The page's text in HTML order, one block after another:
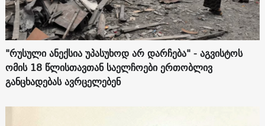
"რუსული ანექსია უპასუხოდ არ დარჩება" - აგვისტოს
ომის 18 წლისთავთან საელჩოები ერთობლივ
განცხადებას ავრცელებენ